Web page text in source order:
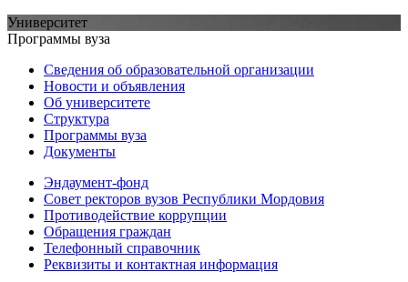
Университет
Программы вуза
Сведения об образовательной организации
Новости и объявления
Об университете
Структура
Программы вуза
Документы
Эндаумент-фонд
Совет ректоров вузов Республики Мордовия
Противодействие коррупции
Обращения граждан
Телефонный справочник
Реквизиты и контактная информация